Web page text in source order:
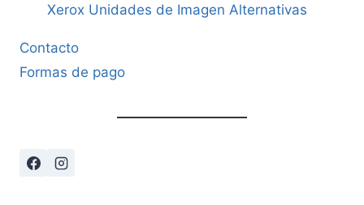
Xerox Unidades de Imagen Alternativas
Contacto
Formas de pago